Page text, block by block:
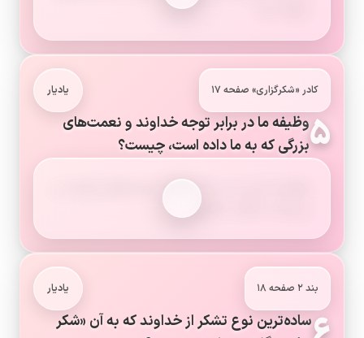
کادر «شکرگزاری» صفحه ۱۷ یادیار
۵وظیفه ما در برابر توجه خداوند و نعمت‌های
بزرگی که به ما داده است، چیست؟
وظیفه ما این است که شکرگزار نعمت‌های ارزشمند و
بی‌پایان خداوند باشیم.
بند ۲ صفحه ۱۸ یادیار
ساده‌ترین نوع تشکر از خداوند که به آن «شکر